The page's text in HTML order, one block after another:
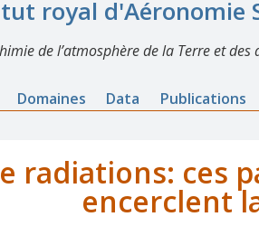
royal d'Aéronomie
de l’atmosphère de la Terre et
Domaines Data Publications
radiations: ces
encerclent